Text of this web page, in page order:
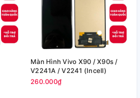
Màn Hình Vivo X90 / X90s /
V2241A / V2241 (Incell)
260.000₫